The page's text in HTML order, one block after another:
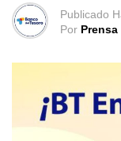
Publicado
Por